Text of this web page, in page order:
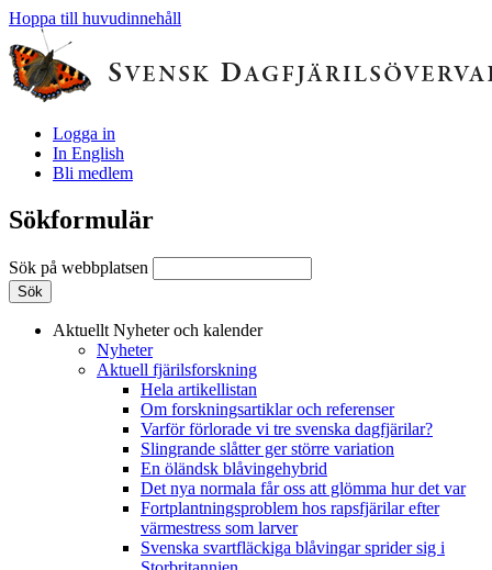
Hoppa till huvudinnehåll
Logga in
In English
Bli medlem
Sökformulär
Sök på webbplatsen
Aktuellt Nyheter och kalender
Nyheter
Aktuell fjärilsforskning
Hela artikellistan
Om forskningsartiklar och referenser
Varför förlorade vi tre svenska dagfjärilar?
Slingrande slåtter ger större variation
En öländsk blåvingehybrid
Det nya normala får oss att glömma hur det var
Fortplantningsproblem hos rapsfjärilar efter
värmestress som larver
Svenska svartfläckiga blåvingar sprider sig i